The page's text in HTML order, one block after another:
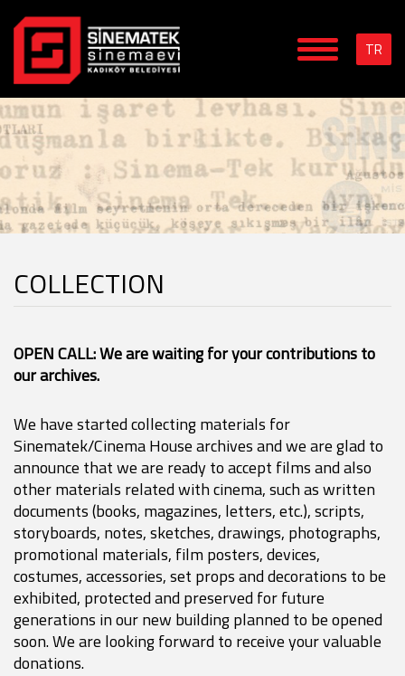
TR
COLLECTION
OPEN CALL: We are waiting for your contributions to
our archives.
We have started collecting materials for
Sinematek/Cinema House archives and we are glad to
announce that we are ready to accept films and also
other materials related with cinema, such as written
documents (books, magazines, letters, etc.), scripts,
storyboards, notes, sketches, drawings, photographs,
promotional materials, film posters, devices,
costumes, accessories, set props and decorations to be
exhibited, protected and preserved for future
generations in our new building planned to be opened
soon. We are looking forward to receive your valuable
donations.